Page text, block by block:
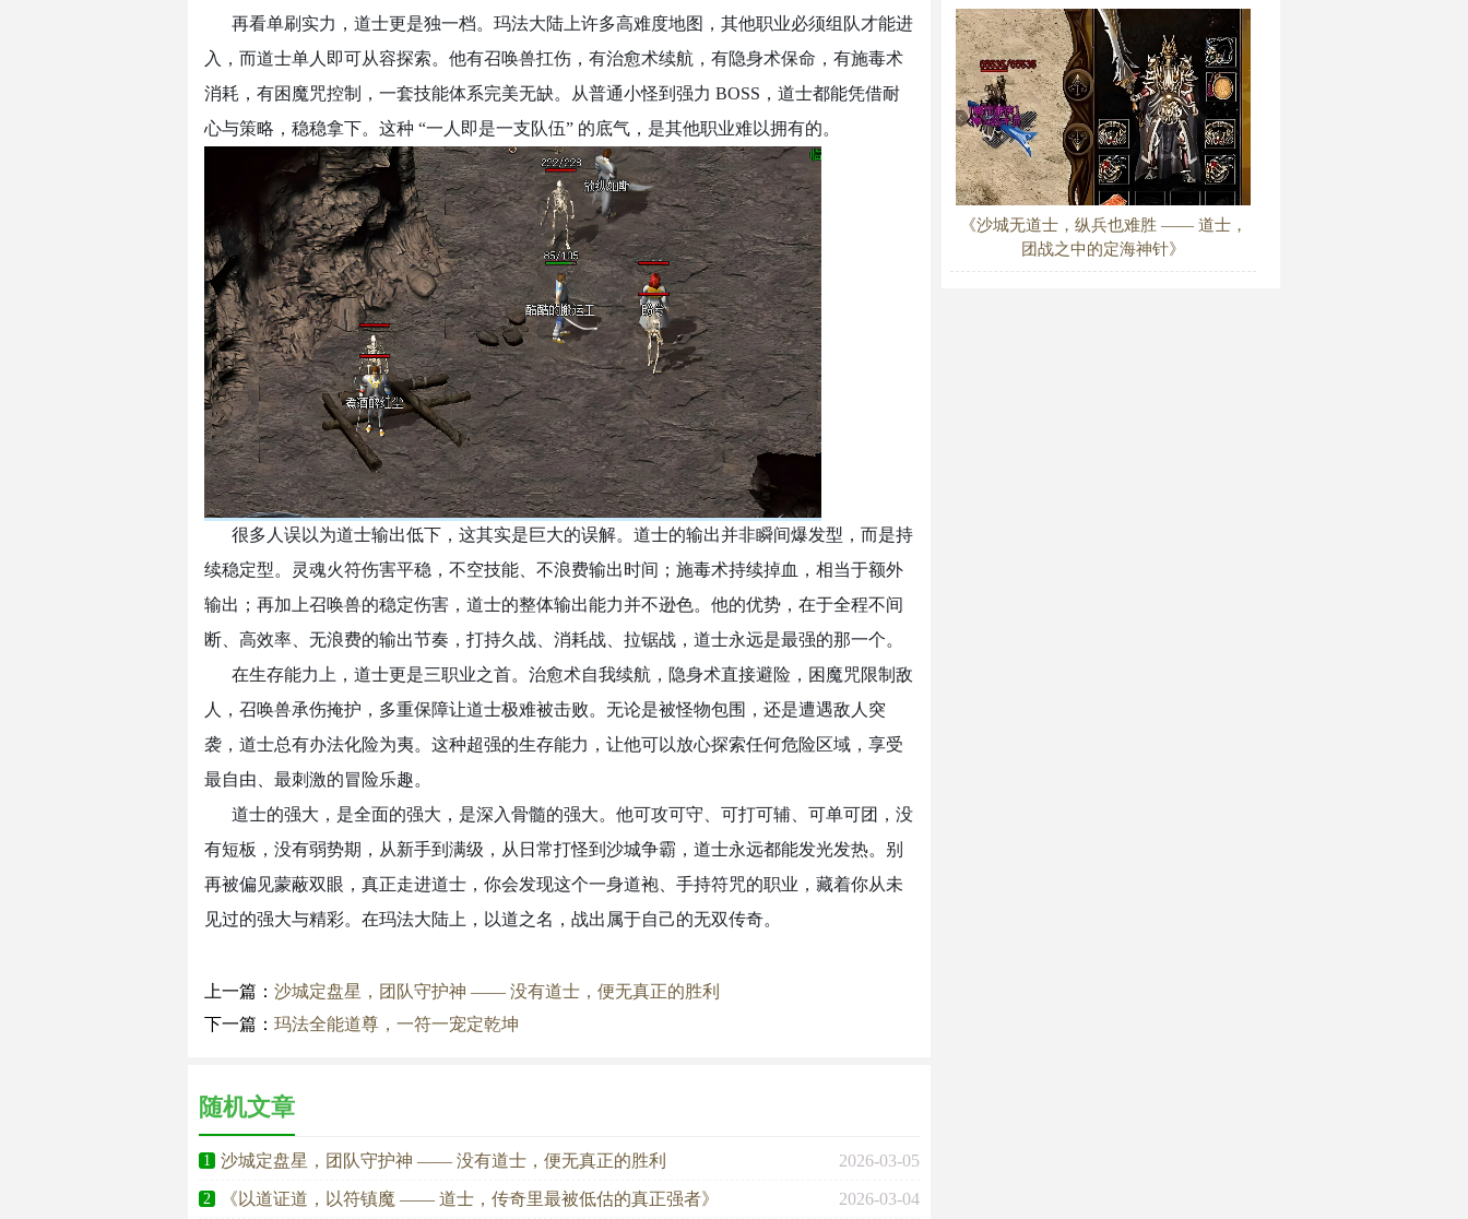
再看单刷实力，道士更是独一档。玛法大陆上许多高难度地图，其他职业必须组队才能进
入，而道士单人即可从容探索。他有召唤兽扛伤，有治愈术续航，有隐身术保命，有施毒术
消耗，有困魔咒控制，一套技能体系完美无缺。从普通小怪到强力 BOSS，道士都能凭借耐
心与策略，稳稳拿下。这种 “一人即是一支队伍” 的底气，是其他职业难以拥有的。
很多人误以为道士输出低下，这其实是巨大的误解。道士的输出并非瞬间爆发型，而是持
续稳定型。灵魂火符伤害平稳，不空技能、不浪费输出时间；施毒术持续掉血，相当于额外
输出；再加上召唤兽的稳定伤害，道士的整体输出能力并不逊色。他的优势，在于全程不间
断、高效率、无浪费的输出节奏，打持久战、消耗战、拉锯战，道士永远是最强的那一个。
在生存能力上，道士更是三职业之首。治愈术自我续航，隐身术直接避险，困魔咒限制敌
人，召唤兽承伤掩护，多重保障让道士极难被击败。无论是被怪物包围，还是遭遇敌人突
袭，道士总有办法化险为夷。这种超强的生存能力，让他可以放心探索任何危险区域，享受
最自由、最刺激的冒险乐趣。
道士的强大，是全面的强大，是深入骨髓的强大。他可攻可守、可打可辅、可单可团，没
有短板，没有弱势期，从新手到满级，从日常打怪到沙城争霸，道士永远都能发光发热。别
再被偏见蒙蔽双眼，真正走进道士，你会发现这个一身道袍、手持符咒的职业，藏着你从未
见过的强大与精彩。在玛法大陆上，以道之名，战出属于自己的无双传奇。
上一篇： 沙城定盘星，团队守护神 —— 没有道士，便无真正的胜利
下一篇： 玛法全能道尊，一符一宠定乾坤
随机文章
2026-03-05
1 沙城定盘星，团队守护神 —— 没有道士，便无真正的胜利
2026-03-04
2 《以道证道，以符镇魔 —— 道士，传奇里最被低估的真正强者》
《沙城无道士，纵兵也难胜 —— 道士，
团战之中的定海神针》